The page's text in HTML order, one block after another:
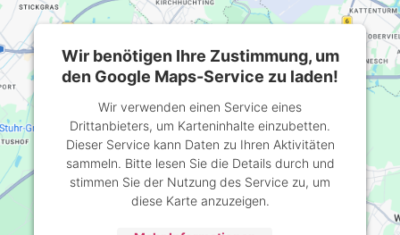
Wir benötigen Ihre Zustimmung, um
den Google Maps-Service zu laden!
Wir verwenden einen Service eines
Drittanbieters, um Karteninhalte einzubetten.
Dieser Service kann Daten zu Ihren Aktivitäten
sammeln. Bitte lesen Sie die Details durch und
stimmen Sie der Nutzung des Service zu, um
diese Karte anzuzeigen.